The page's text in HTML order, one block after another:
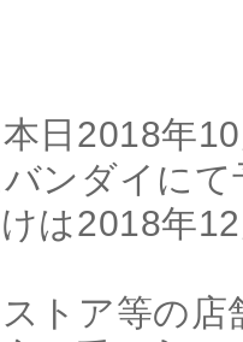
日2018年
ンダイに
は2018年
トア等の店